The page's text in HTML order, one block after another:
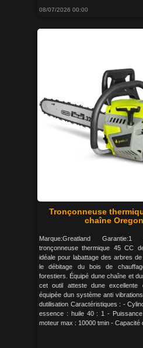
08/07/2026 00:00
Tronçonneuse
chaîne
Marque:Greatland
tronçonneuse thermique 45 CC
idéale pour labattage des arbres
le débitage du bois de
forestiers. Équipé dune chaîne et
cet outil atteste dune excellente
équipée dun système anti
dutilisation Caractéristiques : -
essence : huile 40 : 1 -
moteur max : 10000 tmin - Capacité